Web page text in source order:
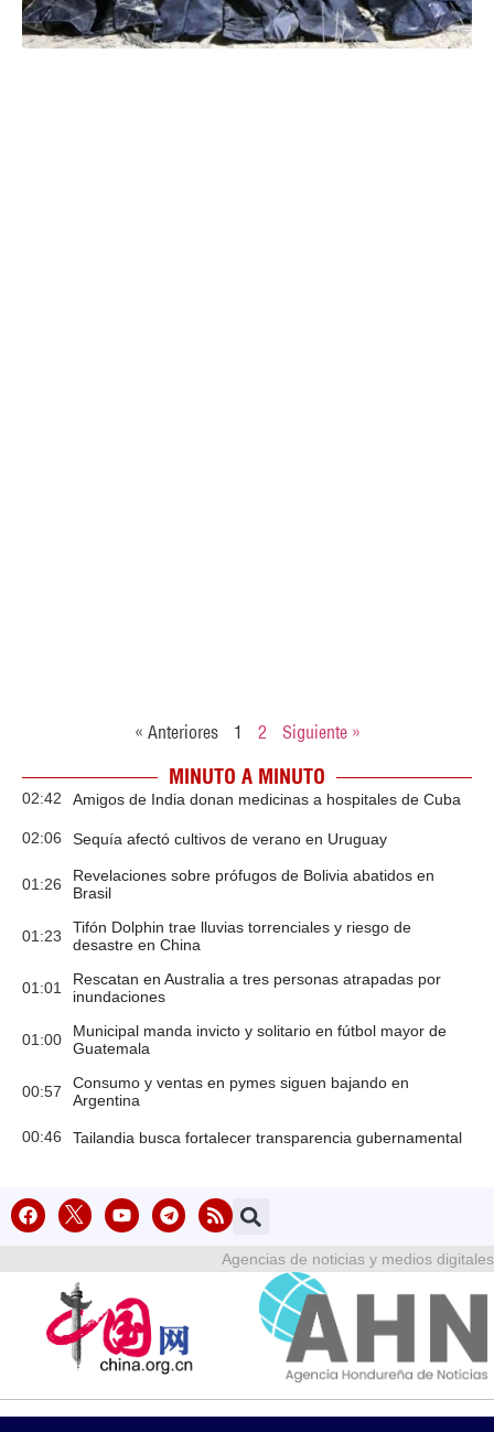
« Anteriores 1 2 Siguiente »
MINUTO A MINUTO
02:42 Amigos de India donan medicinas a hospitales de Cuba
02:06 Sequía afectó cultivos de verano en Uruguay
01:26
Revelaciones sobre prófugos de Bolivia abatidos en
Brasil
01:23
Tifón Dolphin trae lluvias torrenciales y riesgo de
desastre en China
01:01
Rescatan en Australia a tres personas atrapadas por
inundaciones
01:00
Municipal manda invicto y solitario en fútbol mayor de
Guatemala
00:57
Consumo y ventas en pymes siguen bajando en
Argentina
00:46 Tailandia busca fortalecer transparencia gubernamental
Agencias de noticias y medios digitales